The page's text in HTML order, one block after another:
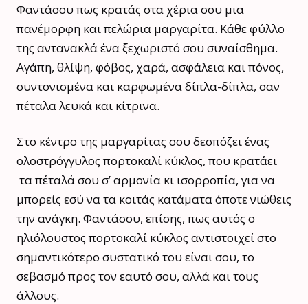
Φαντάσου πως κρατάς στα χέρια σου μια
πανέμορφη και πελώρια μαργαρίτα. Κάθε φύλλο
της αντανακλά ένα ξεχωριστό σου συναίσθημα.
Αγάπη, θλίψη, φόβος, χαρά, ασφάλεια και πόνος,
συντονισμένα και καρφωμένα δίπλα-δίπλα, σαν
πέταλα λευκά και κίτρινα.
Στο κέντρο της μαργαρίτας σου δεσπόζει ένας
ολοστρόγγυλος πορτοκαλί κύκλος, που κρατάει
τα πέταλά σου σ’ αρμονία κι ισορροπία, για να
μπορείς εσύ να τα κοιτάς κατάματα όποτε νιώθεις
την ανάγκη. Φαντάσου, επίσης, πως αυτός ο
ηλιόλουστος πορτοκαλί κύκλος αντιστοιχεί στο
σημαντικότερο συστατικό του είναι σου, το
σεβασμό προς τον εαυτό σου, αλλά και τους
άλλους.